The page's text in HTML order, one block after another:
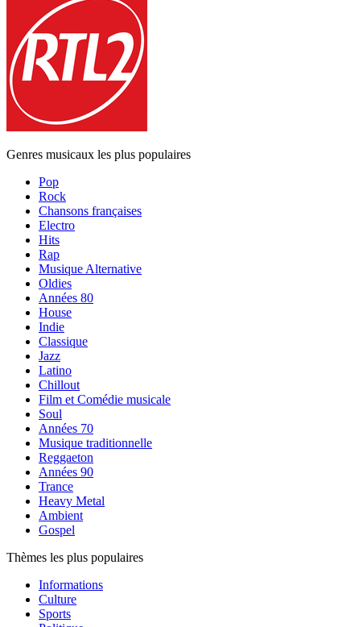
Genres musicaux les plus populaires
Pop
Rock
Chansons françaises
Electro
Hits
Rap
Musique Alternative
Oldies
Années 80
House
Indie
Classique
Jazz
Latino
Chillout
Film et Comédie musicale
Soul
Années 70
Musique traditionnelle
Reggaeton
Années 90
Trance
Heavy Metal
Ambient
Gospel
Thèmes les plus populaires
Informations
Culture
Sports